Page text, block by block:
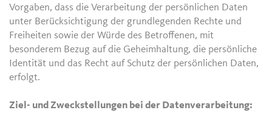
Vorgaben, dass die Verarbeitung der persönlichen Daten
unter Berücksichtigung der grundlegenden Rechte und
Freiheiten sowie der Würde des Betroffenen, mit
besonderem Bezug auf die Geheimhaltung, die persönliche
Identität und das Recht auf Schutz der persönlichen Daten,
erfolgt.
Ziel- und Zweckstellungen bei der Datenverarbeitung: